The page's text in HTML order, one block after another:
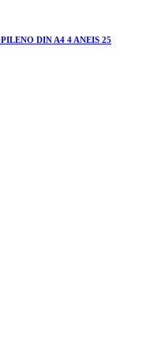
DIN A4 4 ANEIS 25